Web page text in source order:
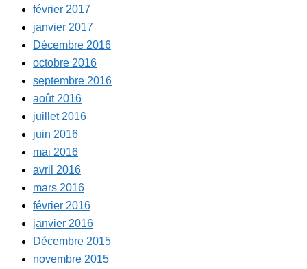
février 2017
janvier 2017
Décembre 2016
octobre 2016
septembre 2016
août 2016
juillet 2016
juin 2016
mai 2016
avril 2016
mars 2016
février 2016
janvier 2016
Décembre 2015
novembre 2015